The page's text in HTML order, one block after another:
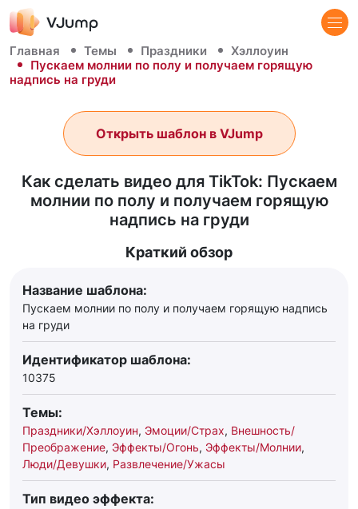
Главная Темы Праздники
Хэллоуин
Пускаем молнии по полу и получаем горящую
надпись на груди
Как сделать видео для TikTok: Пускаем
молнии по полу и получаем горящую
надпись на груди
Открыть шаблон в VJump
Краткий обзор
Название шаблона:
Пускаем молнии по полу и получаем горящую надпись
на груди
Идентификатор шаблона:
10375
Темы:
Праздники/Хэллоуин, Эмоции/Страх, Внешность/
Преображение, Эффекты/Огонь, Эффекты/Молнии,
Люди/Девушки, Развлечение/Ужасы
Тип видео эффекта: